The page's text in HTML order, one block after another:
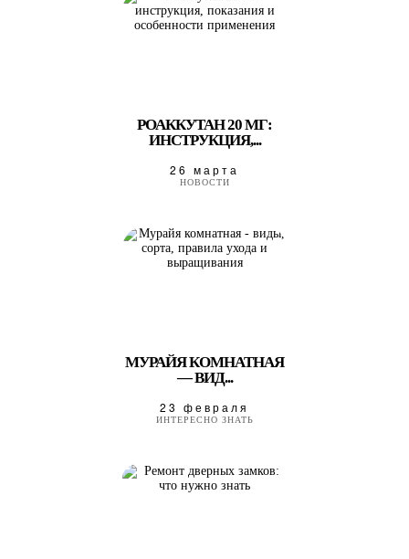
РОАККУТАН 20 МГ:
ИНСТРУКЦИЯ,...
26 марта
НОВОСТИ
МУРАЙЯ КОМНАТНАЯ
— ВИД...
23 февраля
ИНТЕРЕСНО ЗНАТЬ